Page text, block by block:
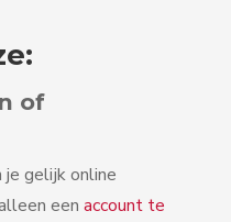
of
je gelijk online
een account te